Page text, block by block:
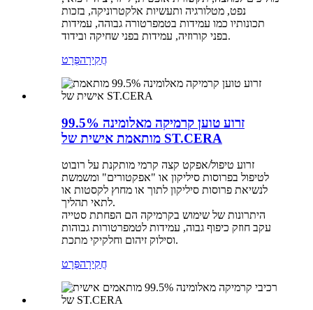
נפט, מטלורגיה ותעשיות אלקטרוניקה, בזכות
תכונותיו כמו עמידות בטמפרטורה גבוהה, עמידות
בפני קורוזיה, עמידות בפני שחיקה ובידוד.
חֲקִירָהפְּרָט
זרוע טוען קרמיקה מאלומינה 99.5%
מותאמת אישית של ST.CERA
זרוע טיפול/אפקט קצה קרמי מותקנת על רובוט
לטיפול בפרוסות סיליקון או "אפקטורים" ומשמשת
לנשיאת פרוסות סיליקון לתוך או מחוץ לקסטות או
לתאי תהליך.
היתרונות של שימוש בקרמיקה הם הפחתת סטייה
עקב חוזק כיפוף גבוה, עמידות לטמפרטורות גבוהות
וסילוק זיהום וחלקיקי מתכת.
חֲקִירָהפְּרָט